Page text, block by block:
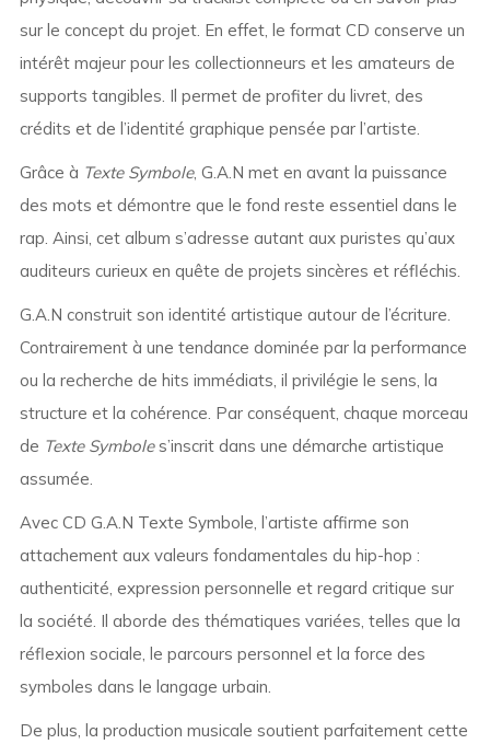
sur le concept du projet. En effet, le format CD conserve un
intérêt majeur pour les collectionneurs et les amateurs de
supports tangibles. Il permet de profiter du livret, des
crédits et de l’identité graphique pensée par l’artiste.
Grâce à Texte Symbole, G.A.N met en avant la puissance
des mots et démontre que le fond reste essentiel dans le
rap. Ainsi, cet album s’adresse autant aux puristes qu’aux
auditeurs curieux en quête de projets sincères et réfléchis.
G.A.N construit son identité artistique autour de l’écriture.
Contrairement à une tendance dominée par la performance
ou la recherche de hits immédiats, il privilégie le sens, la
structure et la cohérence. Par conséquent, chaque morceau
de Texte Symboles’inscrit dans une démarche artistique
assumée.
Avec CD G.A.N Texte Symbole, l’artiste affirme son
attachement aux valeurs fondamentales du hip-hop :
authenticité, expression personnelle et regard critique sur
la société. Il aborde des thématiques variées, telles que la
réflexion sociale, le parcours personnel et la force des
symboles dans le langage urbain.
De plus, la production musicale soutient parfaitement cette